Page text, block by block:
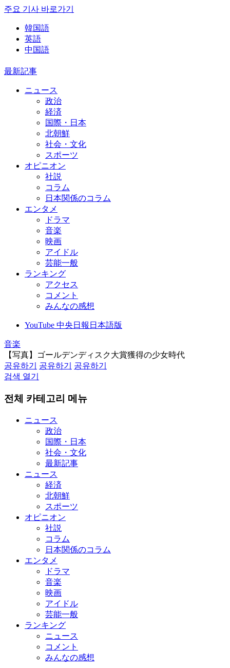
주요 기사 바로가기
韓国語
英語
中国語
最新記事
ニュース
政治
経済
国際・日本
北朝鮮
社会・文化
スポーツ
オピニオン
社説
コラム
日本関係のコラム
エンタメ
ドラマ
音楽
映画
アイドル
芸能一般
ランキング
アクセス
コメント
みんなの感想
YouTube 中央日報日本語版
音楽
【写真】ゴールデンディスク大賞獲得の少女時代
공유하기
공유하기
공유하기
검색 열기
전체 카테고리 메뉴
ニュース
政治
国際・日本
社会・文化
最新記事
ニュース
経済
北朝鮮
スポーツ
オピニオン
社説
コラム
日本関係のコラム
エンタメ
ドラマ
音楽
映画
アイドル
芸能一般
ランキング
ニュース
コメント
みんなの感想